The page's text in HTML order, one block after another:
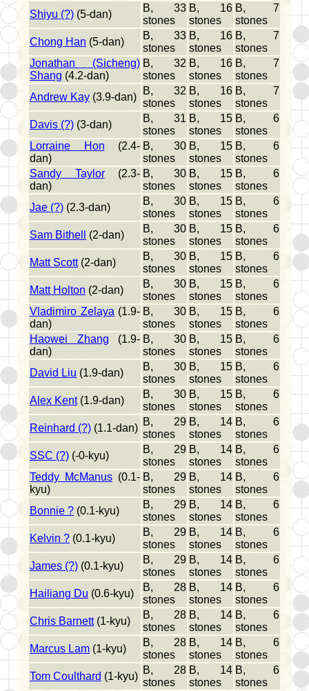
Shiyu (?) (5-dan)
B, 33
stones
B, 16
stones
B, 7
stones
Chong Han (5-dan)
B, 33
stones
B, 16
stones
B, 7
stones
Jonathan (Sicheng)
Shang (4.2-dan)
B, 32
stones
B, 16
stones
B, 7
stones
Andrew Kay (3.9-dan)
B, 32
stones
B, 16
stones
B, 7
stones
Davis (?) (3-dan)
B, 31
stones
B, 15
stones
B, 6
stones
Lorraine Hon (2.4-
dan)
B, 30
stones
B, 15
stones
B, 6
stones
Sandy Taylor(2.3-
dan)
B, 30
stones
B, 15
stones
B, 6
stones
Jae (?) (2.3-dan)
B, 30
stones
B, 15
stones
B, 6
stones
Sam Bithell
(2-dan)
B, 30
stones
B, 15
stones
B, 6
stones
Matt Scott(2-dan)
B, 30
stones
B, 15
stones
B, 6
stones
Matt Holton (2-dan)
B, 30
stones
B, 15
stones
B, 6
stones
Vladimiro Zelaya(1.9-
dan)
B, 30
stones
B, 15
stones
B, 6
stones
Haowei Zhang (1.9-
dan)
B, 30
stones
B, 15
stones
B, 6
stones
David Liu (1.9-dan)
B, 30
stones
B, 15
stones
B, 6
stones
Alex Kent(1.9-dan)
B, 30
stones
B, 15
stones
B, 6
stones
Reinhard (?) (1.1-dan)
B, 29
stones
B, 14
stones
B, 6
stones
SSC (?) (-0-kyu)
B, 29
stones
B, 14
stones
B, 6
stones
Teddy McManus (0.1-
kyu)
B, 29
stones
B, 14
stones
B, 6
stones
Bonnie ? (0.1-kyu)
B, 29
stones
B, 14
stones
B, 6
stones
Kelvin ? (0.1-kyu)
B, 29
stones
B, 14
stones
B, 6
stones
James (?) (0.1-kyu)
B, 29
stones
B, 14
stones
B, 6
stones
Hailiang Du (0.6-kyu)
B, 28
stones
B, 14
stones
B, 6
stones
Chris Barnett(1-kyu)
B, 28
stones
B, 14
stones
B, 6
stones
Marcus Lam (1-kyu)
B, 28
stones
B, 14
stones
B, 6
stones
Tom Coulthard (1-kyu)
B, 28
stones
B, 14
stones
B, 6
stones